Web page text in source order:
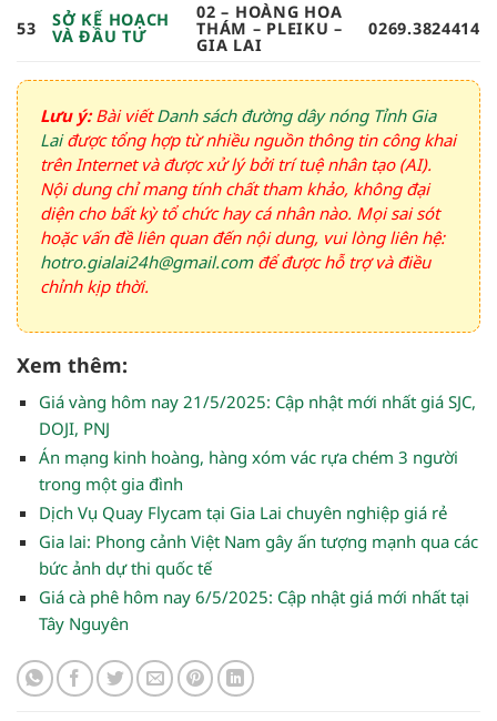
53 SỞ KẾ HOẠCH
VÀ ĐẦU TƯ
02 – HOÀNG HOA
THÁM – PLEIKU –
GIA LAI
0269.3824414
Lưu ý:Bài viếtDanh sách đường dây nóng Tỉnh Gia
Laiđược tổng hợp từ nhiều nguồn thông tin công khai
trên Internet và được xử lý bởi trí tuệ nhân tạo (AI).
Nội dung chỉ mang tính chất tham khảo, không đại
diện cho bất kỳ tổ chức hay cá nhân nào. Mọi sai sót
hoặc vấn đề liên quan đến nội dung, vui lòng liên hệ:
hotro.gialai24h@gmail.comđể được hỗ trợ và điều
chỉnh kịp thời.
Xem thêm:
Giá vàng hôm nay 21/5/2025: Cập nhật mới nhất giá SJC,
DOJI, PNJ
Án mạng kinh hoàng, hàng xóm vác rựa chém 3 người
trong một gia đình
Dịch Vụ Quay Flycam tại Gia Lai chuyên nghiệp giá rẻ
Gia lai: Phong cảnh Việt Nam gây ấn tượng mạnh qua các
bức ảnh dự thi quốc tế
Giá cà phê hôm nay 6/5/2025: Cập nhật giá mới nhất tại
Tây Nguyên